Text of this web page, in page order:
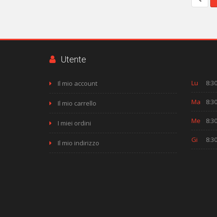
Utente
Il mio account
Il mio carrello
I miei ordini
Il mio indirizzo
Lu
Ma
Me
Gi